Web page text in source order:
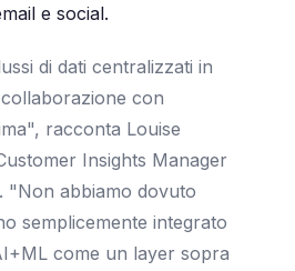
e social.
di dati centralizzati in
con
", racconta Louise
Insights Manager
"Non abbiamo dovuto
semplicemente integrato
come un layer sopra